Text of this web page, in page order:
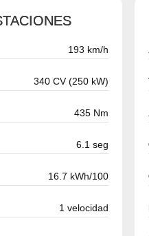
193 km/h
340 CV (250 kW)
435 Nm
6.1 seg
16.7 kWh/100
1 velocidad